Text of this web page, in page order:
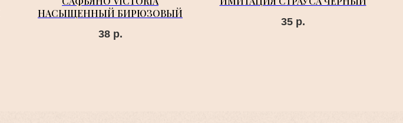
НАСЫЩЕННЫЙ БИРЮЗОВЫЙ
38 р.
35 р.